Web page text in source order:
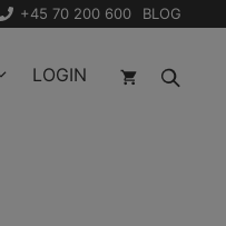
+45 70 200 600 BLOG
LOGIN